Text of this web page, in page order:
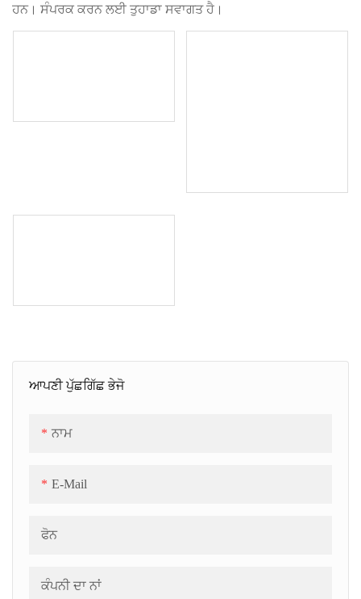
ਹਨ। ਸੰਪਰਕ ਕਰਨ ਲਈ ਤੁਹਾਡਾ ਸਵਾਗਤ ਹੈ।
ਆਪਣੀ ਪੁੱਛਗਿੱਛ ਭੇਜੋ
ਨਾਮ
E-Mail
ਫੋਨ
ਕੰਪਨੀ ਦਾ ਨਾਂ